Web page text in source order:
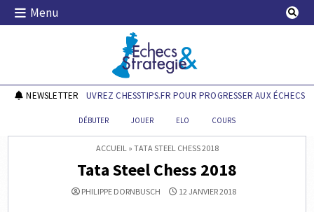
Skip
Menu
Echecs & Stratégie
NEWSLETTERDÉCOUVREZ CHESSTIPS.FR POUR PROGRESSER AUX ÉCHECS !
DÉBUTER JOUER ELO COURS
ACCUEIL» TATA STEEL CHESS 2018
Tata Steel Chess 2018
PHILIPPE DORNBUSCH 12 JANVIER 2018